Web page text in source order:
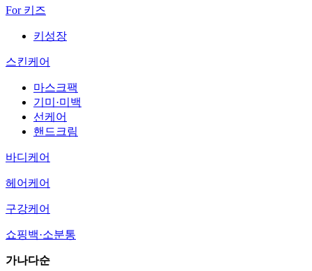
For 키즈
키성장
스킨케어
마스크팩
기미·미백
선케어
핸드크림
바디케어
헤어케어
구강케어
쇼핑백·소분통
가나다순